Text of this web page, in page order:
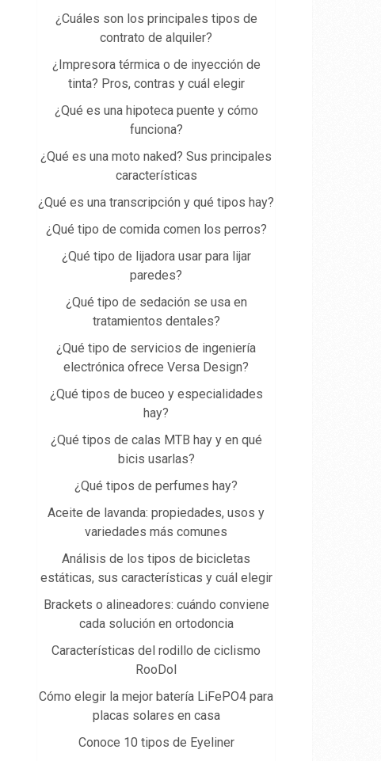
¿Cuáles son los principales tipos de
contrato de alquiler?
¿Impresora térmica o de inyección de
tinta? Pros, contras y cuál elegir
¿Qué es una hipoteca puente y cómo
funciona?
¿Qué es una moto naked? Sus principales
características
¿Qué es una transcripción y qué tipos hay?
¿Qué tipo de comida comen los perros?
¿Qué tipo de lijadora usar para lijar
paredes?
¿Qué tipo de sedación se usa en
tratamientos dentales?
¿Qué tipo de servicios de ingeniería
electrónica ofrece Versa Design?
¿Qué tipos de buceo y especialidades
hay?
¿Qué tipos de calas MTB hay y en qué
bicis usarlas?
¿Qué tipos de perfumes hay?
Aceite de lavanda: propiedades, usos y
variedades más comunes
Análisis de los tipos de bicicletas
estáticas, sus características y cuál elegir
Brackets o alineadores: cuándo conviene
cada solución en ortodoncia
Características del rodillo de ciclismo
RooDol
Cómo elegir la mejor batería LiFePO4 para
placas solares en casa
Conoce 10 tipos de Eyeliner